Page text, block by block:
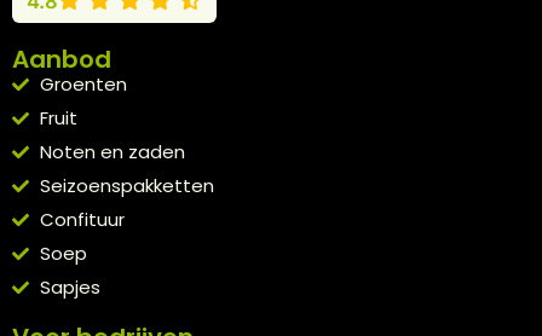
Aanbod
Groenten
Fruit
Noten en zaden
Seizoenspakketten
Confituur
Soep
Sapjes